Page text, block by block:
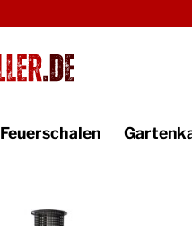
Feuerschalen